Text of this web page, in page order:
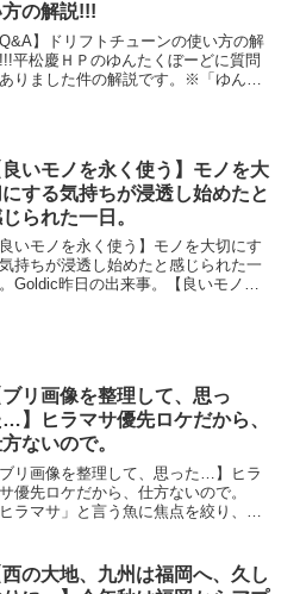
方の解説!!!
Q&A】ドリフトチューンの使い方の解
平松慶ＨＰのゆんたくぼーどに質問
りました件の解説です。※「ゆんた
良いモノを永く使う】モノを大
する気持ちが浸透し始めたと
られた一日。
良いモノを永く使う】モノを大切にす
持ちが浸透し始めたと感じられた一
Goldic昨日の出来事。【良いモノを
ブリ画像を整理して、思っ
…】ヒラマサ優先ロケだから、
ないので。
ブリ画像を整理して、思った…】ヒラ
優先ロケだから、仕方ないので。
ヒラマサ」と言う魚に焦点を絞り、何
日はいつもの主役「ヒラマサ」ではな
『ブリ』に絞って書いてみ...
西の大地、九州は福岡へ、久し